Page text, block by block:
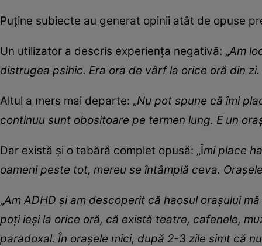
Puține subiecte au generat opinii atât de opuse
Un utilizator a descris experiența negativă: „Am
distrugea psihic. Era ora de vârf la orice oră din
Altul a mers mai departe: „Nu pot spune că îmi
continuu sunt obositoare pe termen lung. E un
Dar există și o tabără complet opusă: „Îmi place
oameni peste tot, mereu se întâmplă ceva.
„Am ADHD și am descoperit că haosul orașului
poți ieși la orice oră, că există teatre, cafenele,
paradoxal. În orașele mici, după 2-3 zile simt că